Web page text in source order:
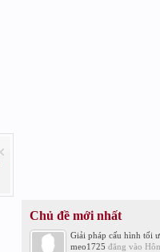
Chủ đề mới nhất
Giải pháp cấu hình tối
meo1725 đăng vào